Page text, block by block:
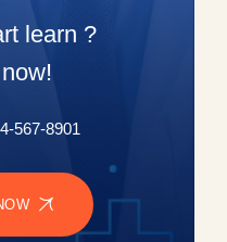
learn ?
567-8901